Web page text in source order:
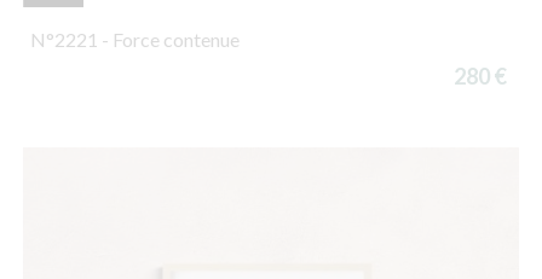
N°2221 - Force contenue
280 €